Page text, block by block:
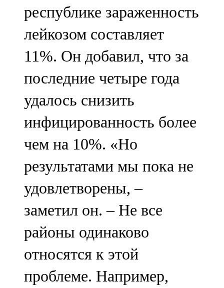
республике зараженность
лейкозом составляет
11%. Он добавил, что за
последние четыре года
удалось снизить
инфицированность более
чем на 10%. «Но
результатами мы пока не
удовлетворены, –
заметил он. – Не все
районы одинаково
относятся к этой
проблеме. Например,